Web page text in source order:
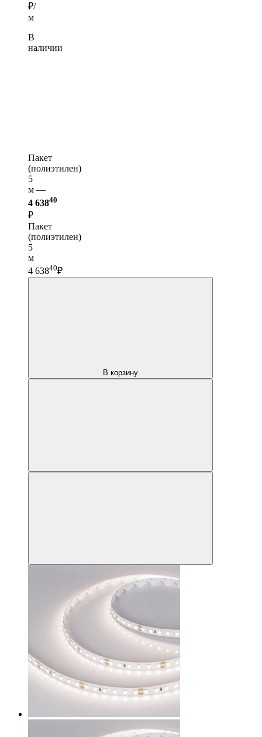
₽/
м
В
наличии
Пакет
(полиэтилен)
5
м —
4 63840
₽
Пакет
(полиэтилен)
5
м
4 63840₽
В корзину